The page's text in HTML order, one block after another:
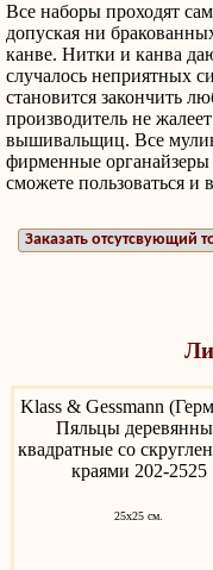
Все наборы проходят
допуская ни
канве. Нитки и канва
случалось неприятных
становится закончить
производитель не
вышивальщиц. Все
фирменные
сможете пользоваться и
Заказать отсутсвующий
Klass & Gessmann
Пяльцы
квадратные со
краями 202-2525
25х25 см.